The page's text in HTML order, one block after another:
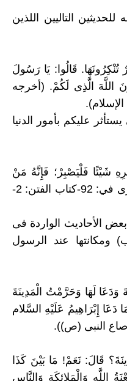
التاليين اللذين
قَالُوا: يَا رَسُولَ
اللَّهَ الَّذِى لَكُمْ. (أخرجه
عليكم بأمور الدنيا
فَلْيَصْبِرْ؛ فَإِنَّهُ مَنْ
خرج من السلطان شِبْرًا، مَاتَ مِيتَةً جَاهِلِيَّةً. (أخرجه البخارى في: 92-كتاب الفتن: 2-
الأحاديث الواردة فى
ومكانتها عند الرسول
لَهَا وَحَرَّمْتُ ‏الْمَدِينَةَ
إِبْرَاهِيمُ ‏‏عَلَيْهِ السَّلام
قَالَ: نَعَمْ! مَا بَيْنَ كَذَا
اللَّهِ وَالْمَلائِكَةِ وَالنَّاسِ